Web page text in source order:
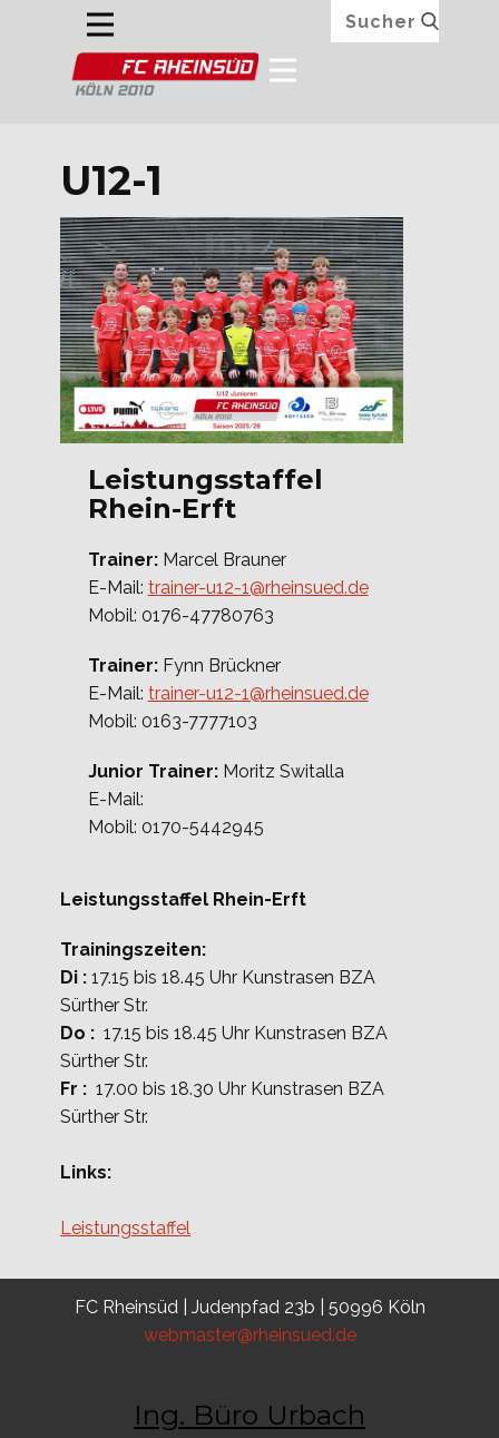
U12-1
Leistungsstaffel
Rhein-Erft
Trainer:Marcel Brauner
E-Mail: trainer-u12-1@rheinsued.de
Mobil: 0176-47780763
Trainer:Fynn Brückner
E-Mail: trainer-u12-1@rheinsued.de
Mobil: 0163-7777103
Junior Trainer:Moritz Switalla
E-Mail:
Mobil: 0170-5442945
Leistungsstaffel Rhein-Erft
Trainingszeiten:
Di : 17.15 bis 18.45 Uhr Kunstrasen BZA
Sürther Str.
Do : 17.15 bis 18.45 Uhr Kunstrasen BZA
Sürther Str.
Fr : 17.00 bis 18.30 Uhr Kunstrasen BZA
Sürther Str.
Links:
Leistungsstaffel
FC Rheinsüd | Judenpfad 23b | 50996 Köln
webmaster@rheinsued.de
Ing. Büro Urbach